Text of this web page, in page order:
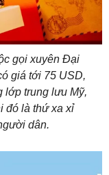
gọi xuyên Đại
giá tới 75 USD,
lớp trung lưu Mỹ,
đó là thứ xa xỉ
dân.